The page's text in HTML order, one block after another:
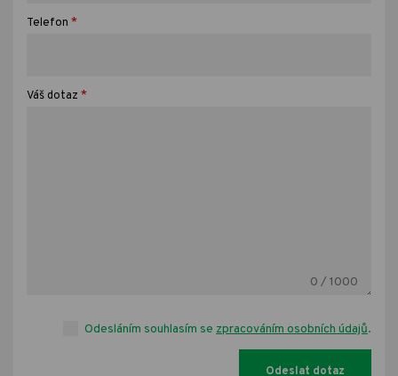
Telefon *
Váš dotaz *
0 / 1000
Odesláním souhlasím se zpracováním osobních údajů.